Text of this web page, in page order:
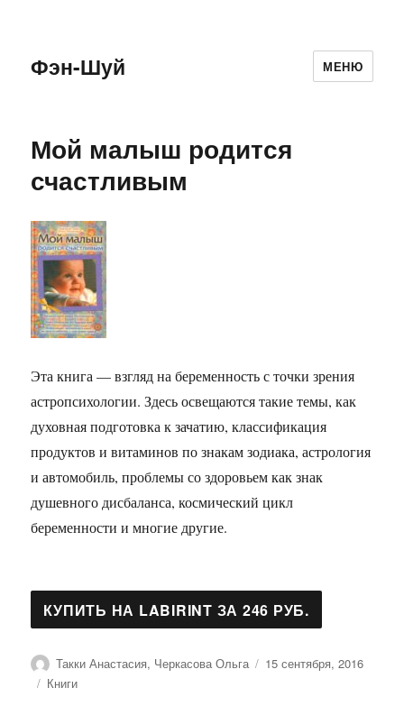
Фэн-Шуй МЕНЮ
Мой малыш родится
счастливым
Эта книга — взгляд на беременность с точки зрения
астропсихологии. Здесь освещаются такие темы, как
духовная подготовка к зачатию, классификация
продуктов и витаминов по знакам зодиака, астрология
и автомобиль, проблемы со здоровьем как знак
душевного дисбаланса, космический цикл
беременности и многие другие.
Автор
Такки Анастасия, Черкасова Ольга Опубликовано
15 сентября, 2016
Рубрики
Книги